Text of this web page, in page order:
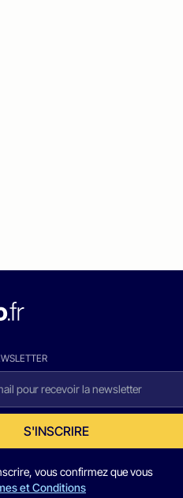
S'INSCRIRE
vous confirmez que vous
et Conditions